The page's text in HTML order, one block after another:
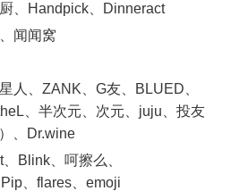
、Handpick、Dinneract
闻闻窝
人、ZANK、G友、BLUED、
、半次元、次元、juju、投友
、Dr.wine
Blink、呵擦么、
、flares、emoji